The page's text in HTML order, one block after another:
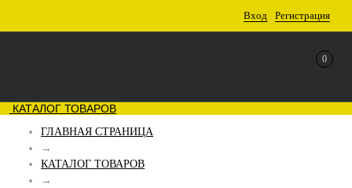
Вход Регистрация
0
КАТАЛОГ ТОВАРОВ
ГЛАВНАЯ СТРАНИЦА
→
КАТАЛОГ ТОВАРОВ
→